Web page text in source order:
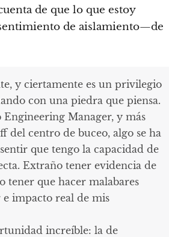
de que lo que estoy
de aislamiento—de
y ciertamente es un privilegio
con una piedra que piensa.
Engineering Manager, y más
del centro de buceo, algo se ha
que tengo la capacidad de
Extraño tener evidencia de
tener que hacer malabares
impacto real de mis
increíble: la de